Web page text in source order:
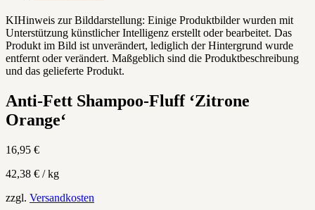
KIHinweis zur Bilddarstellung: Einige Produktbilder wurden mit
Unterstützung künstlicher Intelligenz erstellt oder bearbeitet. Das
Produkt im Bild ist unverändert, lediglich der Hintergrund wurde
entfernt oder verändert. Maßgeblich sind die Produktbeschreibung
und das gelieferte Produkt.
Anti-Fett Shampoo-Fluff ‘Zitrone
Orange‘
16,95 €
42,38 € /kg
zzgl. Versandkosten